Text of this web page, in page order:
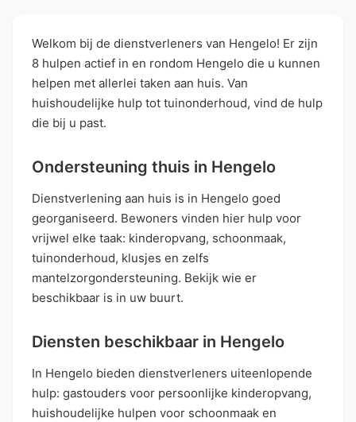
Welkom bij de dienstverleners van Hengelo! Er zijn
8 hulpen actief in en rondom Hengelo die u kunnen
helpen met allerlei taken aan huis. Van
huishoudelijke hulp tot tuinonderhoud, vind de hulp
die bij u past.
Ondersteuning thuis in Hengelo
Dienstverlening aan huis is in Hengelo goed
georganiseerd. Bewoners vinden hier hulp voor
vrijwel elke taak: kinderopvang, schoonmaak,
tuinonderhoud, klusjes en zelfs
mantelzorgondersteuning. Bekijk wie er
beschikbaar is in uw buurt.
Diensten beschikbaar in Hengelo
In Hengelo bieden dienstverleners uiteenlopende
hulp: gastouders voor persoonlijke kinderopvang,
huishoudelijke hulpen voor schoonmaak en